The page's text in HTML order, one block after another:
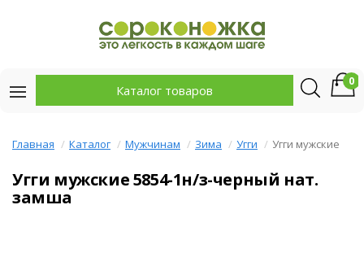
Каталог товаров
0
Главная Каталог Мужчинам Зима Угги Угги мужские
Угги мужские 5854-1н/з-черный нат.
замша